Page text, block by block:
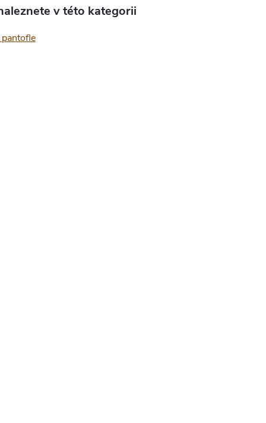
v této kategorii